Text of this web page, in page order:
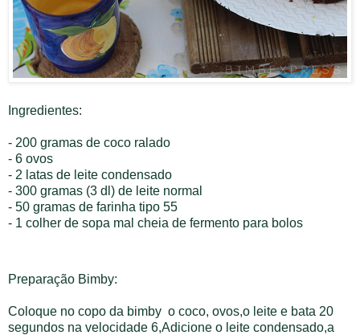
Ingredientes:
- 200 gramas de coco ralado
- 6 ovos
- 2 latas de leite condensado
- 300 gramas (3 dl) de leite normal
- 50 gramas de farinha tipo 55
- 1 colher de sopa mal cheia de fermento para bolos
Preparação Bimby:
Coloque no copo da bimby o coco, ovos,o leite e bata 20
segundos na velocidade 6,Adicione o leite condensado,a